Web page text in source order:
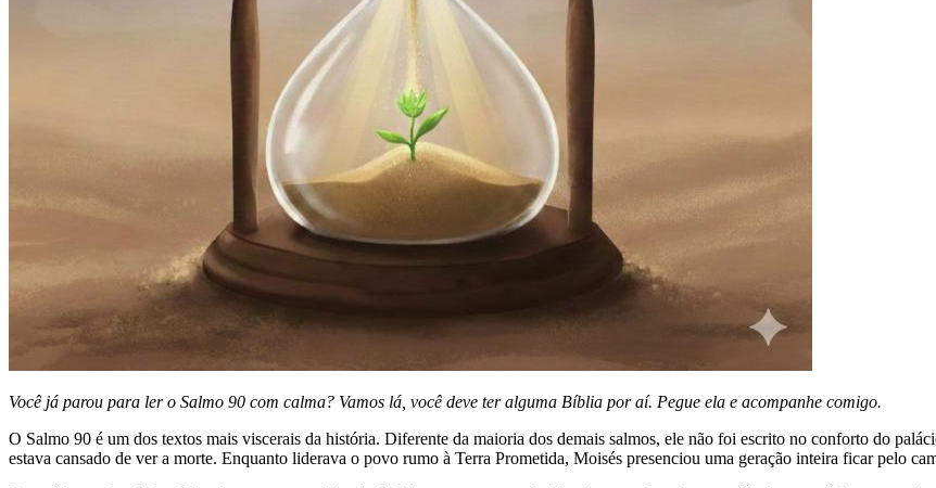
Você já parou para ler o Salmo 90 com calma? Vamos lá, você deve ter alguma Bíblia por aí. Pegue ela e acompanhe comigo.
O Salmo 90 é um dos textos mais viscerais da história. Diferente da maioria dos demais salmos, ele não foi escrito no conforto do
estava cansado de ver a morte. Enquanto liderava o povo rumo à Terra Prometida, Moisés presenciou uma geração inteira ficar pelo